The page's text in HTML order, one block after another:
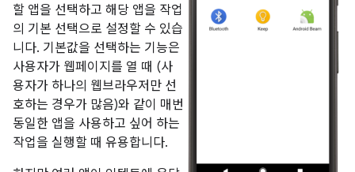
할 앱을 선택하고 해당 앱을 작업
의 기본 선택으로 설정할 수 있습
니다. 기본값을 선택하는 기능은
사용자가 웹페이지를 열 때 (사
용자가 하나의 웹브라우저만 선
호하는 경우가 많음)와 같이 매번
동일한 앱을 사용하고 싶어 하는
작업을 실행할 때 유용합니다.